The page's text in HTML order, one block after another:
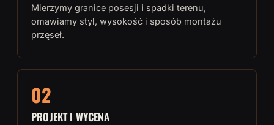
Mierzymy granice posesji i spadki terenu,
omawiamy styl, wysokość i sposób montażu
przęseł.
02
PROJEKT I WYCENA